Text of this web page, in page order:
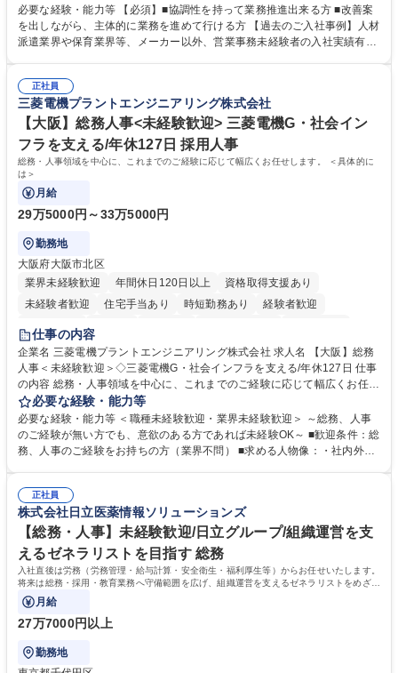
善をお任せ。 【教育制度】ご入社後、育成担当とペアになりながらOJTに
て業務を覚えていただくことが可能です。業務システムがきちんと構築さ
れているため、スムーズに仕事に慣れることができる環境です。また、
募集職種 【大阪・京都・滋賀】営業事務 ※未経験可
必要な経験・能力等 【必須】■協調性を持って業務推進出来る方 ■改善案
を出しながら、主体的に業務を進めて行ける方 【過去のご入社事例】人材
派遣業界や保育業界等、メーカー以外、営業事務未経験者の入社実績有
えて、お客様や社員の状況に合わせ、能動的なサポート、改善の動きも期
待され。組織を支えるスペシャリストとして、チームに貢献し、結果的に
社員から頼られる存在になることができます。平均19:30の退勤以降の業
務の持ち帰りも禁止されており、メリハリのある働き方となります。 学
歴・資格 学歴：大学院 大学 高専 短大 語学力： 資格：
正社員
三菱電機プラントエンジニアリング株式会社
【大阪】総務人事<未経験歓迎> 三菱電機G・社会イン
フラを支える/年休127日 採用人事
総務・人事領域を中心に、これまでのご経験に応じて幅広くお任せします。 ＜具体的に
は＞
月給
29万5000円～33万5000円
勤務地
大阪府大阪市北区
業界未経験歓迎
年間休日120日以上
資格取得支援あり
未経験者歓迎
住宅手当あり 時短勤務あり
経験者歓迎
退職金あり
駅近5分以内
土日祝休み 服装自由 寮・社宅あり 食事補助あり
仕事の内容
企業名 三菱電機プラントエンジニアリング株式会社 求人名 【大阪】総務
人事＜未経験歓迎＞◇三菱電機G・社会インフラを支える/年休127日 仕事
の内容 総務・人事領域を中心に、これまでのご経験に応じて幅広くお任せ
します。 ＜具体的には＞ ・総務/人事労務（給与・社保・勤怠管理など）
・採用・教育研修 ・福利厚生運用 など ※基本的には事務所勤務ですが、
採用や教育等の業務内容により、関西圏以外への日帰り・宿泊を伴う国内
出張もございます。 ※担当業務を持ちつつ、お互いに助け合いながら、総
必要な経験・能力等
必要な経験・能力等 ＜職種未経験歓迎・業界未経験歓迎＞ ～総務、人事
のご経験が無い方でも、意欲のある方であれば未経験OK～ ■歓迎条件：総
務、人事のご経験をお持ちの方（業界不問） ■求める人物像：・社内外の
正社員
株式会社日立医薬情報ソリューションズ
【総務・人事】未経験歓迎/日立グループ/組織運営を支
えるゼネラリストを目指す 総務
入社直後は労務（労務管理・給与計算・安全衛生・福利厚生等）からお任せいたします。
将来は総務・採用・教育業務へ守備範囲を広げ、組織運営を支えるゼネラリストをめざせ
ます。
月給
27万7000円以上
勤務地